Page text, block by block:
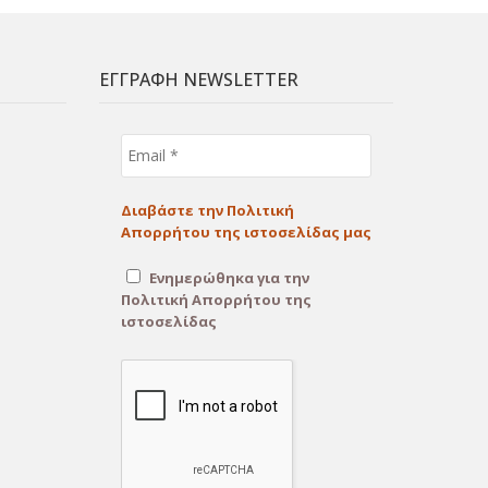
ΕΓΓΡΑΦΗ NEWSLETTER
Διαβάστε την Πολιτική
Απορρήτου της ιστοσελίδας μας
Ενημερώθηκα για την
Πολιτική Απορρήτου της
ιστοσελίδας